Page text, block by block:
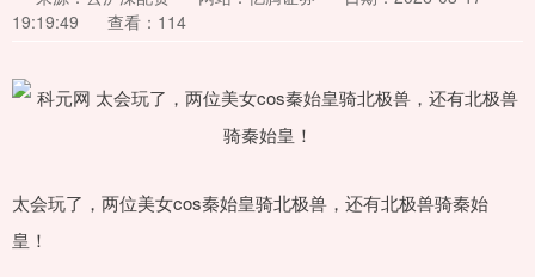
19:19:49
查看：114
太会玩了，两位美女cos秦始皇骑北极兽，还有北极兽骑秦始
皇！